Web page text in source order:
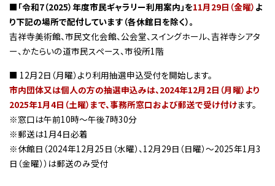
■「令和7（2025）年度市民ギャラリー利用案内」を11月29日（金曜） よ
り下記の場所で配付しています（各休館日を除く）。
吉祥寺美術館、市民文化会館、公会堂、スイングホール、吉祥寺シアタ
ー、かたらいの道市民スペース、市役所1階
■ 12月2日（月曜）より利用抽選申込受付を開始します。
市内団体又は個人の方の抽選申込みは、2024年12月2日（月曜）より
2025年1月4日（土曜）まで、事務所窓口および郵送で受け付けます。
※窓口は午前10時～午後7時30分
※郵送は1月4日必着
※休館日（2024年12月25日（水曜）、12月29日（日曜）～2025年1月3
日（金曜））は郵送のみ受付